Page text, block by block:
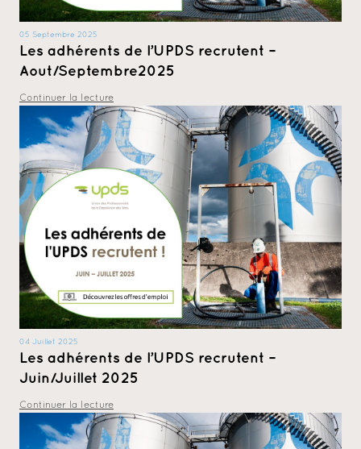
05 Septembre 2025
Les adhérents de l’UPDS recrutent –
Aout/Septembre2025
Continuer la lecture
04 Juillet 2025
Les adhérents de l’UPDS recrutent –
Juin/Juillet 2025
Continuer la lecture